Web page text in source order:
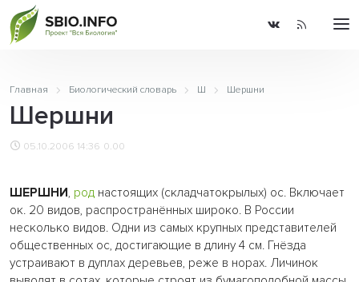
Главная Биологический словарь Ш Шершни
Шершни
05.10.2006 14:36 0.00
ШЕРШНИ, род настоящих (складчатокрылых) ос. Включает
ок. 20 видов, распространённых широко. В России
несколько видов. Одни из самых крупных представителей
общественных ос, достигающие в длину 4 см. Гнёзда
устраивают в дуплах деревьев, реже в норах. Личинок